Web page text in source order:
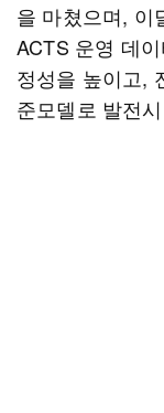
을 마쳤으며, 이
ACTS 운영 데
정성을 높이고,
준모델로 발전